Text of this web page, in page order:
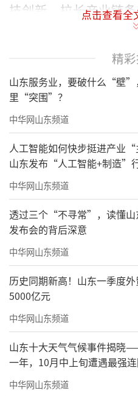
技创新，拉长产业链
周乃翔来到西铁
产业园、山东新华医
产车间，详细了解生
开拓等情况，听取企
的意见建议，勉励企
做好产品推广应用，
核心竞争力。他强调
业发展的核心位置，
创新、管理创新，强
培育高技能人才队伍
力攻关，扎实推进科
链中的优势潜力和短
精准招引、实施一批
产业链上下游、大中
展。要强化数字赋能
实把制造业做大做优做
周乃翔十分关心秋
点击查看全
精
山东服务业，要破什么“壁”
里“突围”？
中华网山东频道
人工智能如何快步挺进产业“
山东发布“人工智能+制造”
中华网山东频道
透过三个“不寻常”，读懂山
发布会的背后深意
中华网山东频道
历史同期新高！山东一季度
5000亿元
中华网山东频道
山东十大天气气候事件揭晓
一年，10月中上旬遭遇最强
中华网山东频道